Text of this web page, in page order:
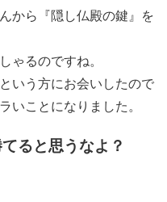
から『隠し仏殿の鍵』を
ゃるのですね。
いう方にお会いしたので
いことになりました。
ると思うなよ？